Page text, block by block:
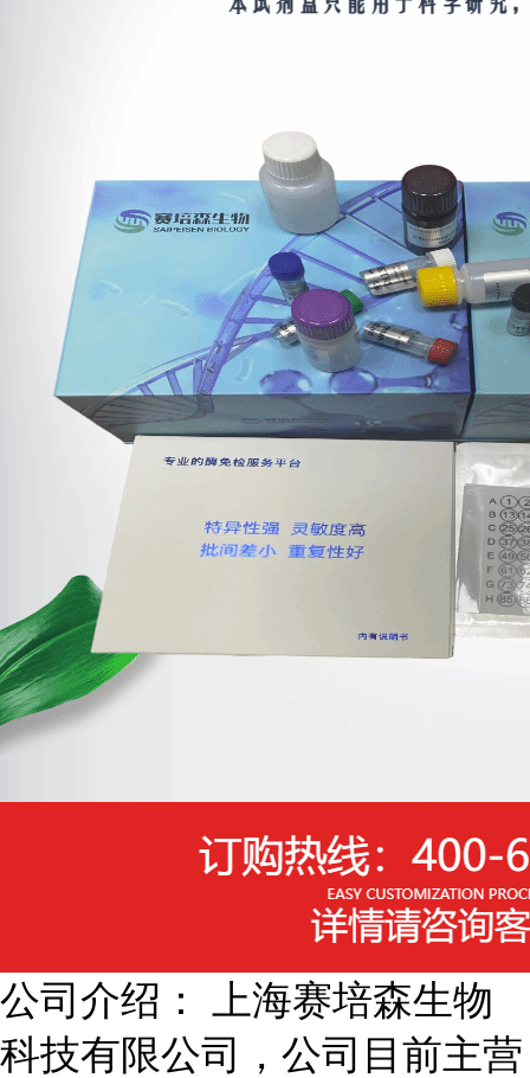
公司介绍： 上海赛培森生物
科技有限公司，公司目前主营